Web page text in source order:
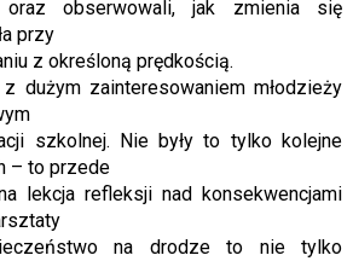
oraz obserwowali, jak zmienia się
przy
z określoną prędkością.
dużym zainteresowaniem młodzieży
szkolnej. Nie były to tylko kolejne
– to przede
lekcja refleksji nad konsekwencjami
na drodze to nie tylko